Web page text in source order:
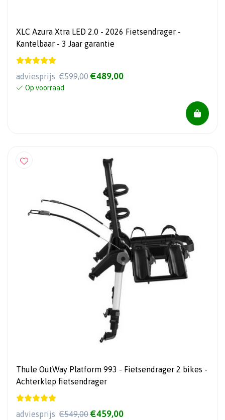
XLC Azura Xtra LED 2.0 - 2026 Fietsendrager -
Kantelbaar - 3 Jaar garantie
adviesprijs €599,00 €489,00
Op voorraad
Thule OutWay Platform 993 - Fietsendrager 2 bikes -
Achterklep fietsendrager
adviesprijs €549,00 €459,00